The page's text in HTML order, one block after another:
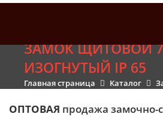
ЗАМОК ЩИТОВОЙ
ИЗОГНУТЫЙ IP 65
Главная страница Каталог
ОПТОВАЯ продажа замочно-